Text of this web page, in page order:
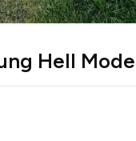
Hell